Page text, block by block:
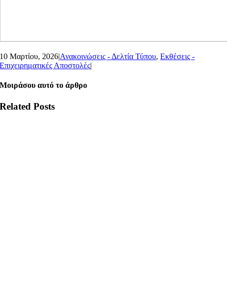
10 Μαρτίου, 2026|Ανακοινώσεις - Δελτία Τύπου,Εκθέσεις -
Επιχειρηματικές Αποστολές|
Μοιράσου αυτό το άρθρο
Related Posts